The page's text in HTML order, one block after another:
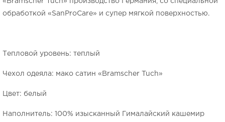
обработкой «SanProCare» и супер мягкой поверхностью.
Тепловой уровень: теплый
Чехол одеяла: мако сатин «Bramscher Tuch»
Цвет: белый
Наполнитель: 100% изысканный Гималайский кашемир